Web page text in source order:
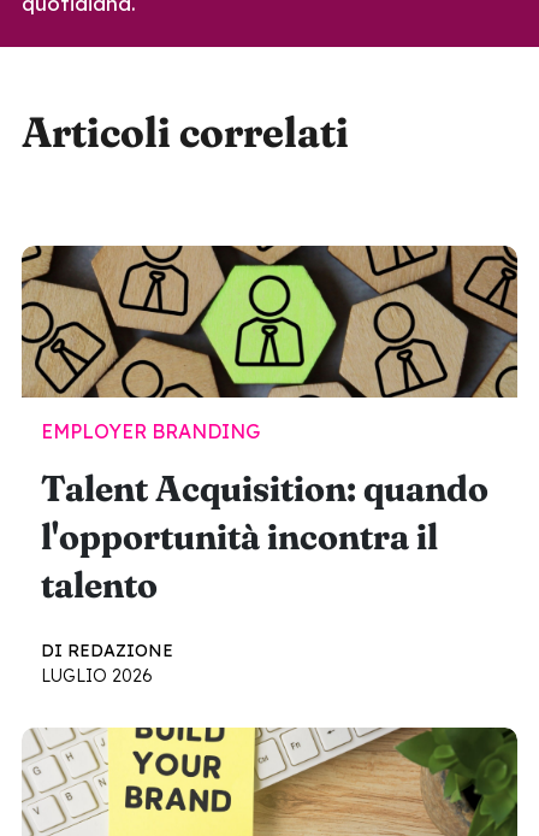
Articoli correlati
EMPLOYER BRANDING
Talent Acquisition: quando
l'opportunità incontra il
talento
DI REDAZIONE
LUGLIO 2026